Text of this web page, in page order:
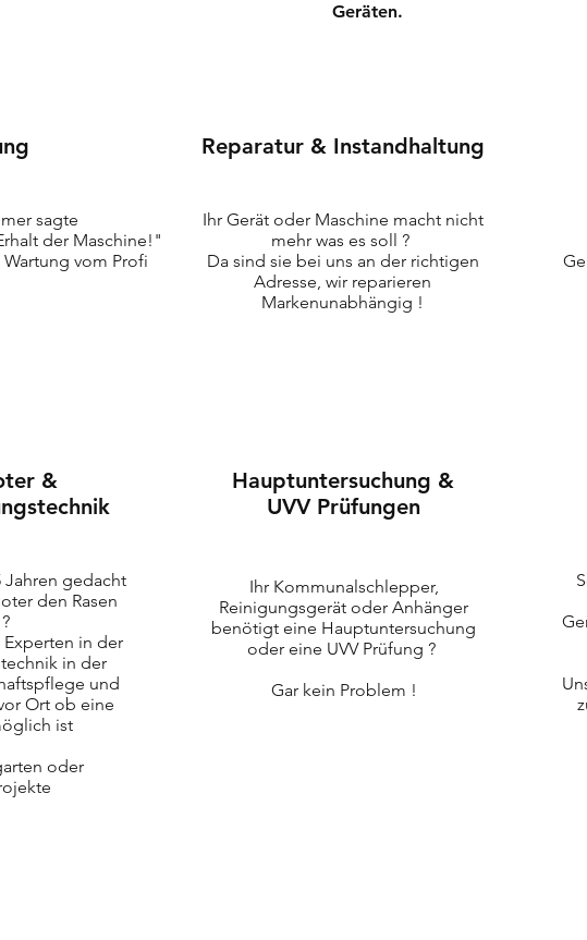
Geräten.
Reparatur & Instandhaltung
sagte
der Maschine!"
vom Profi
Ihr Gerät oder Maschine macht nicht
mehr was es soll ?
Da sind sie bei uns an der richtigen
Adresse, wir reparieren
Markenunabhängig !
&
Jahren gedacht
den Rasen
in der
in der
und
Ort ob eine
ist
oder
Hauptuntersuchung &
UVV Prüfungen
Ihr Kommunalschlepper,
Reinigungsgerät oder Anhänger
benötigt eine Hauptuntersuchung
oder eine UVV Prüfung ?
Gar kein Problem !